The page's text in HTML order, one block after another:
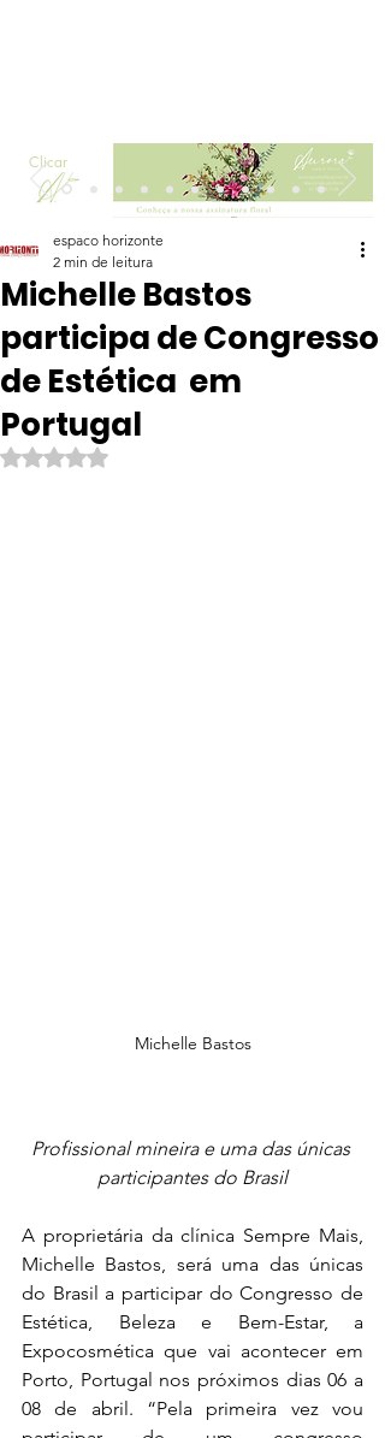
Clicar
Michelle Bastos
participa de Congresso
de Estética em
Portugal
espaco horizonte
2 min de leitura
Avaliado com NaN de 5 estrelas.
Michelle Bastos
Profissional mineira e uma das únicas
participantes do Brasil
A proprietária da clínica Sempre Mais,
Michelle Bastos, será uma das únicas
do Brasil a participar do Congresso de
Estética, Beleza e Bem-Estar, a
Expocosmética que vai acontecer em
Porto, Portugal nos próximos dias 06 a
08 de abril. “Pela primeira vez vou